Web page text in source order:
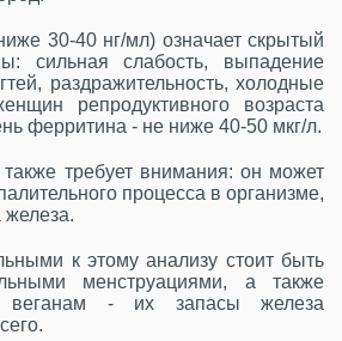
30-40 нг/мл) означает скрытый
сильная слабость, выпадение
раздражительность, холодные
репродуктивного возраста
ферритина - не ниже 40-50 мкг/л.
требует внимания: он может
процесса в организме,
железа.
к этому анализу стоит быть
менструациями, а также
веганам - их запасы железа